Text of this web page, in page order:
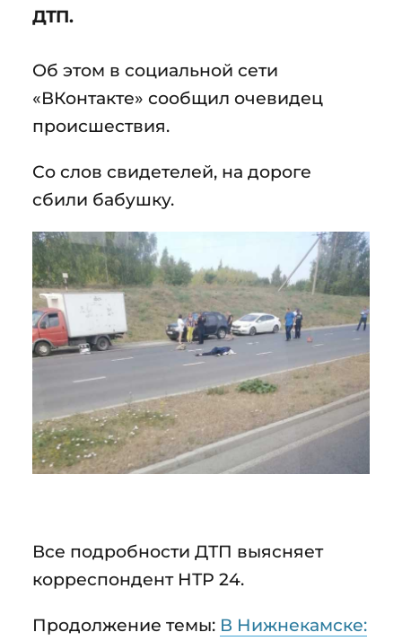
ДТП.
Об этом в социальной сети
«ВКонтакте» сообщил очевидец
происшествия.
Со слов свидетелей, на дороге
сбили бабушку.
Все подробности ДТП выясняет
корреспондент НТР 24.
Продолжение темы: В Нижнекамске: